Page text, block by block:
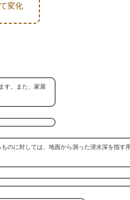
変化
す。また、家屋
のに対しては、地面から測った浸水深を指す